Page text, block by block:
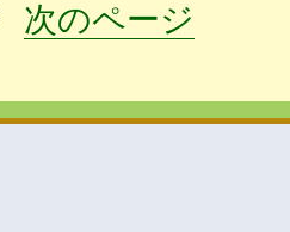
次のページ